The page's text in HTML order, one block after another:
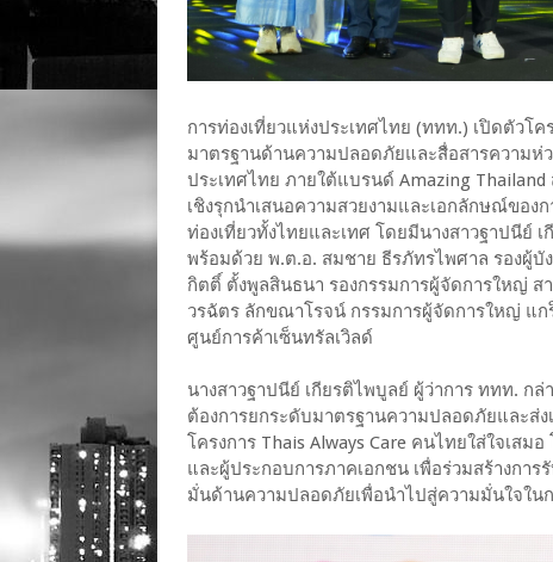
การท่องเที่ยวแห่งประเทศไทย (ททท.) เปิดตัวโค
มาตรฐานด้านความปลอดภัยและสื่อสารความห่
ประเทศไทย ภายใต้แบรนด์ Amazing
เชิงรุกนำเสนอความสวยงามและเอกลักษณ์ของ
ท่องเที่ยวทั้งไทยและเทศ โดยมีนางสาวฐาปนีย์
พร้อมด้วย พ.ต.อ. สมชาย ธีรภัทรไพศาล รองผู้บั
กิตติ์ ตั้งพูลสินธนา รองกรรมการผู้จัดการใหญ่
วรฉัตร ลักขณาโรจน์ กรรมการผู้จัดการใหญ่ แ
ศูนย์การค้าเซ็นทรัลเวิลด์
นางสาวฐาปนีย์ เกียรติไพบูลย์ ผู้ว่าการ ททท. ก
ต้องการยกระดับมาตรฐานความปลอดภัยและส่
โครงการ Thais Always Care คนไทยใส่ใจเส
และผู้ประกอบการภาคเอกชน เพื่อร่วมสร้างกา
มั่นด้านความปลอดภัยเพื่อนำไปสู่ความมั่นใจใน